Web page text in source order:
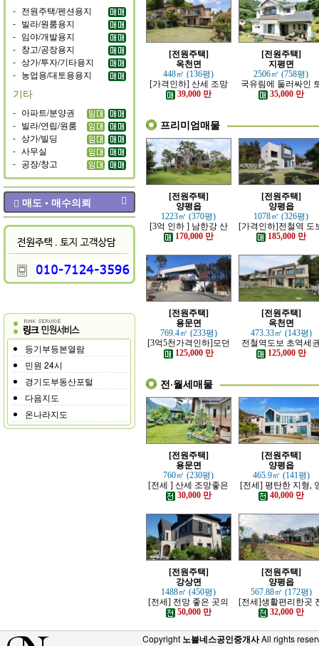
- 전원주택/펜션용지
- 빌라/원룸용지
- 임야/개발용지
- 창고/공장용지
- 상가/투자/기타용지
- 농업용/대토용용지
기타
- 아파트/분양권
- 빌라/연립/원룸
- 상가/빌딩
- 사무실
- 공장/창고
매도 • 매수의뢰
등기부등본열람
민원 24시
경기도부동산포털
다음지도
온나라지도
[전원주택]
옥천면
448㎡ (136평)
[가격인하] 산세 조망
좋은 남향 전원주택
39,000 만
[전원주택]
지평면
2506㎡ (758평)
국유림에 둘러싸인
지 넓은 전원주택
35,000 만
프리미엄매물
[전원주택]
양평읍
1223㎡ (370평)
[3억 인하 ] 남한강 산
책로 접한 최고급 전원
170,000 만
[전원주택]
양평읍
1078㎡ (326평)
[가격인하]전철역 도
강조망 되는 고급 전
185,000 만
[전원주택]
용문면
769.4㎡ (233평)
[3억5천가격인하]모던
하고 고급스러운 본채,
별채있는 전원주택
125,000 만
[전원주택]
옥천면
473.33㎡ (143평)
전철역도보 초역세
강조망 고급전원주
125,000 만
전·월세매물
[전원주택]
용문면
760㎡ (230평)
[전세 ] 산세 조망좋은
정원 예쁜, 단층주택
30,000 만
[전원주택]
양평읍
465.9㎡ (141평)
[전세] 평탄한 지형,
평시내 차량 접근성
수한 전원주택
40,000 만
[전원주택]
강상면
1488㎡ (450평)
[전세] 전망 좋은 곳의
고급 전원주택
50,000 만
[전원주택]
양평읍
567.88㎡ (172평)
[전세]생활편리한곳
망트인 전원주택
32,000 만
Copyright 노블네스공인중개사All rights